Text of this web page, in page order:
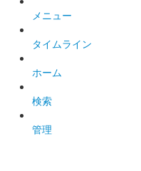
沼田城跡 御城印
販売終了
沼田城跡 御城印
販売終了
メニュー
タイムライン
ホーム
検索
管理